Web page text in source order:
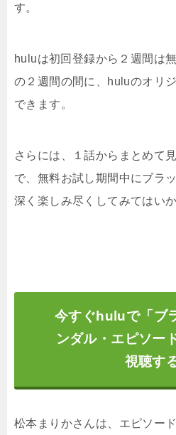
す。
huluは初回登録から２週間は
の２週間の間に、huluのオリ
できます。
さらには、１話からまとめて
で、無料お試し期間中にブラ
深く楽しみ尽くしてみてはい
今すぐhuluで「ブ
ンダル・エピソー
視聴す
松本まりかさんは、エピソー